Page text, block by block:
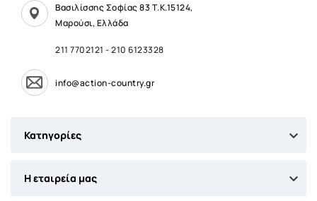
Βασιλίσσης Σοφίας 83 Τ.Κ.15124,
Μαρούσι, Ελλάδα
211 7702121 -210 6123328
info@action-country.gr
Κατηγορίες 
Η εταιρεία μας 